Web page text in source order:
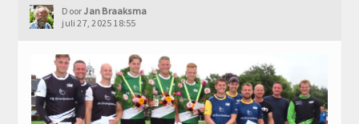
DoorJan Braaksma
juli 27, 2025 18:55